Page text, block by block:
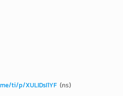
ti/p/XULIDsI1YF(กร)